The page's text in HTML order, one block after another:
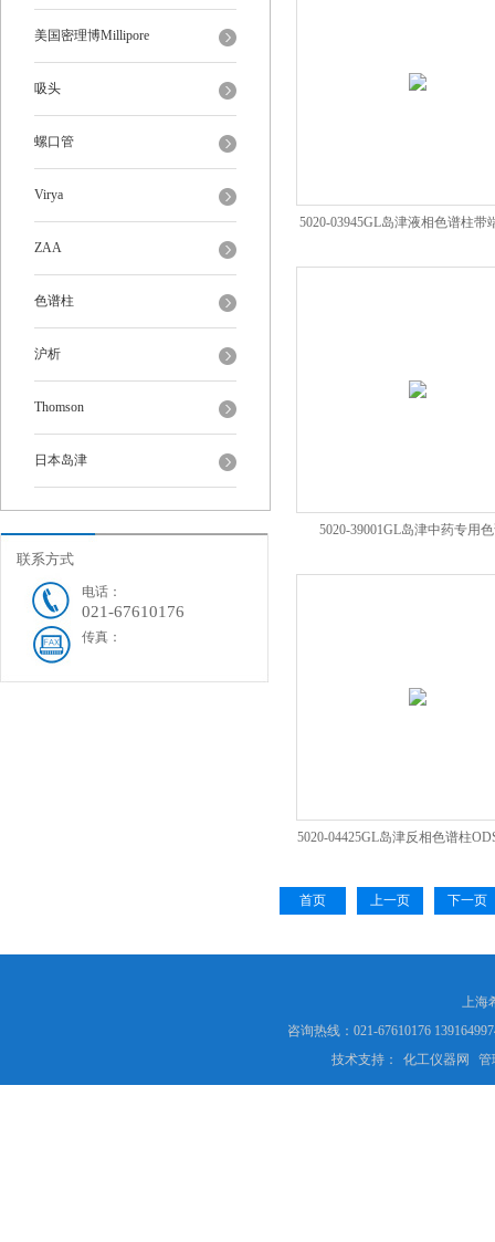
美国密理博Millipore
吸头
螺口管
Virya
ZAA
色谱柱
沪析
Thomson
日本岛津
联系方式
电话：
021-67610176
传真：
5020-03945GL岛津液相色谱柱带
5020-39001GL岛津中药专用
5020-04425GL岛津反相色谱柱
首页
上一页 下一页
上海
咨询热线：021-67610176
技术支持：
化工仪器网 管